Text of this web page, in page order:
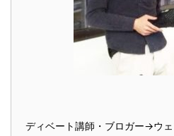
ディベート講師・ブロガー→ウ